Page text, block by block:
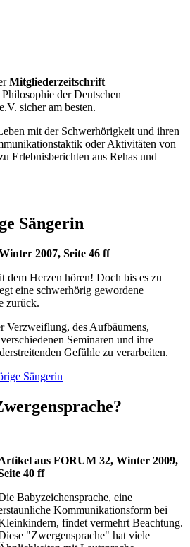
Mitgliederzeitschrift
der Deutschen
sicher am besten.
mit der Schwerhörigkeit und ihren
oder Aktivitäten von
Erlebnisberichten aus Rehas und
Sängerin
2007, Seite 46 ff
dem Herzen hören! Doch bis es zu
eine schwerhörig gewordene
zurück.
Verzweiflung, des Aufbäumens,
Seminaren und ihre
Gefühle zu verarbeiten.
Sängerin
aus FORUM 32, Winter 2009,
40 ff
Babyzeichensprache, eine
Kommunikationsform bei
findet vermehrt Beachtung.
"Zwergensprache" hat viele